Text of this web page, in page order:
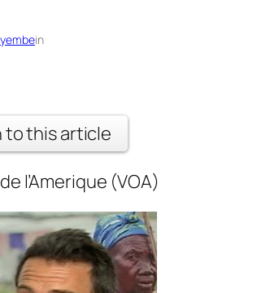
in
to this article
l’Amerique (VOA)